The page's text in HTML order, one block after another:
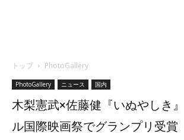
トップ PhotoGallery
PhotoGallery ニュース 国内
木梨憲武×佐藤健『いぬやしき
ル国際映画祭でグランプリ受賞